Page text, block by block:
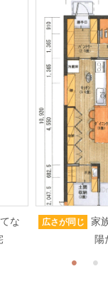
な
広さが同じ
家
陽